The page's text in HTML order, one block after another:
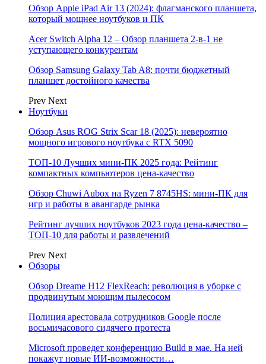
Обзор Apple iPad Air 13 (2024): флагманского планшета,
который мощнее ноутбуков и ПК
Acer Switch Alpha 12 – Обзор планшета 2-в-1 не
уступающего конкурентам
Обзор Samsung Galaxy Tab A8: почти бюджетный
планшет достойного качества
Prev Next
Ноутбуки
Обзор Asus ROG Strix Scar 18 (2025): невероятно
мощного игрового ноутбука с RTX 5090
ТОП-10 Лучших мини-ПК 2025 года: Рейтинг
компактных компьютеров цена-качество
Обзор Chuwi Aubox на Ryzen 7 8745HS: мини-ПК для
игр и работы в авангарде рынка
Рейтинг лучших ноутбуков 2023 года цена-качество –
ТОП-10 для работы и развлечений
Prev Next
Обзоры
Обзор Dreame H12 FlexReach: революция в уборке с
продвинутым моющим пылесосом
Полиция арестовала сотрудников Google после
восьмичасового сидячего протеста
Microsoft проведет конференцию Build в мае. На ней
покажут новые ИИ-возможности…